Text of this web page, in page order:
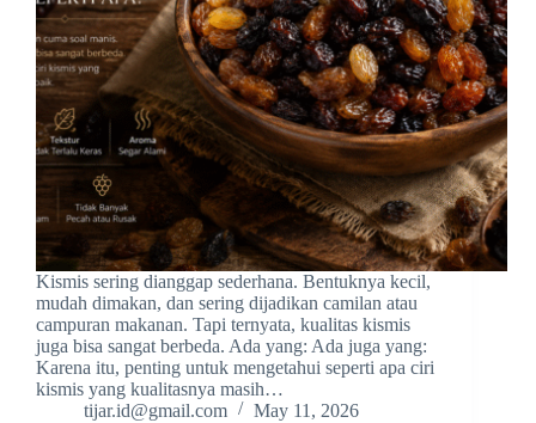
Kismis sering dianggap sederhana. Bentuknya kecil,
mudah dimakan, dan sering dijadikan camilan atau
campuran makanan. Tapi ternyata, kualitas kismis
juga bisa sangat berbeda. Ada yang: Ada juga yang:
Karena itu, penting untuk mengetahui seperti apa ciri
kismis yang kualitasnya masih…
tijar.id@gmail.com
May 11, 2026